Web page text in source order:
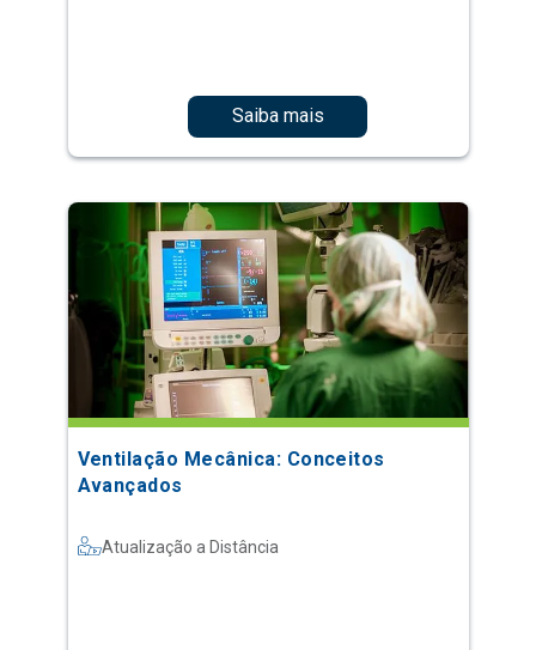
Saiba mais
Ventilação Mecânica: Conceitos
Avançados
Atualização a Distância